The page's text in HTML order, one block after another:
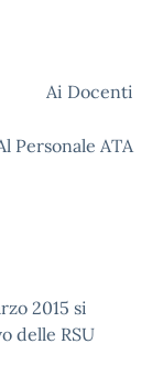
Ai Docenti
Personale ATA
2015 si
delle RSU